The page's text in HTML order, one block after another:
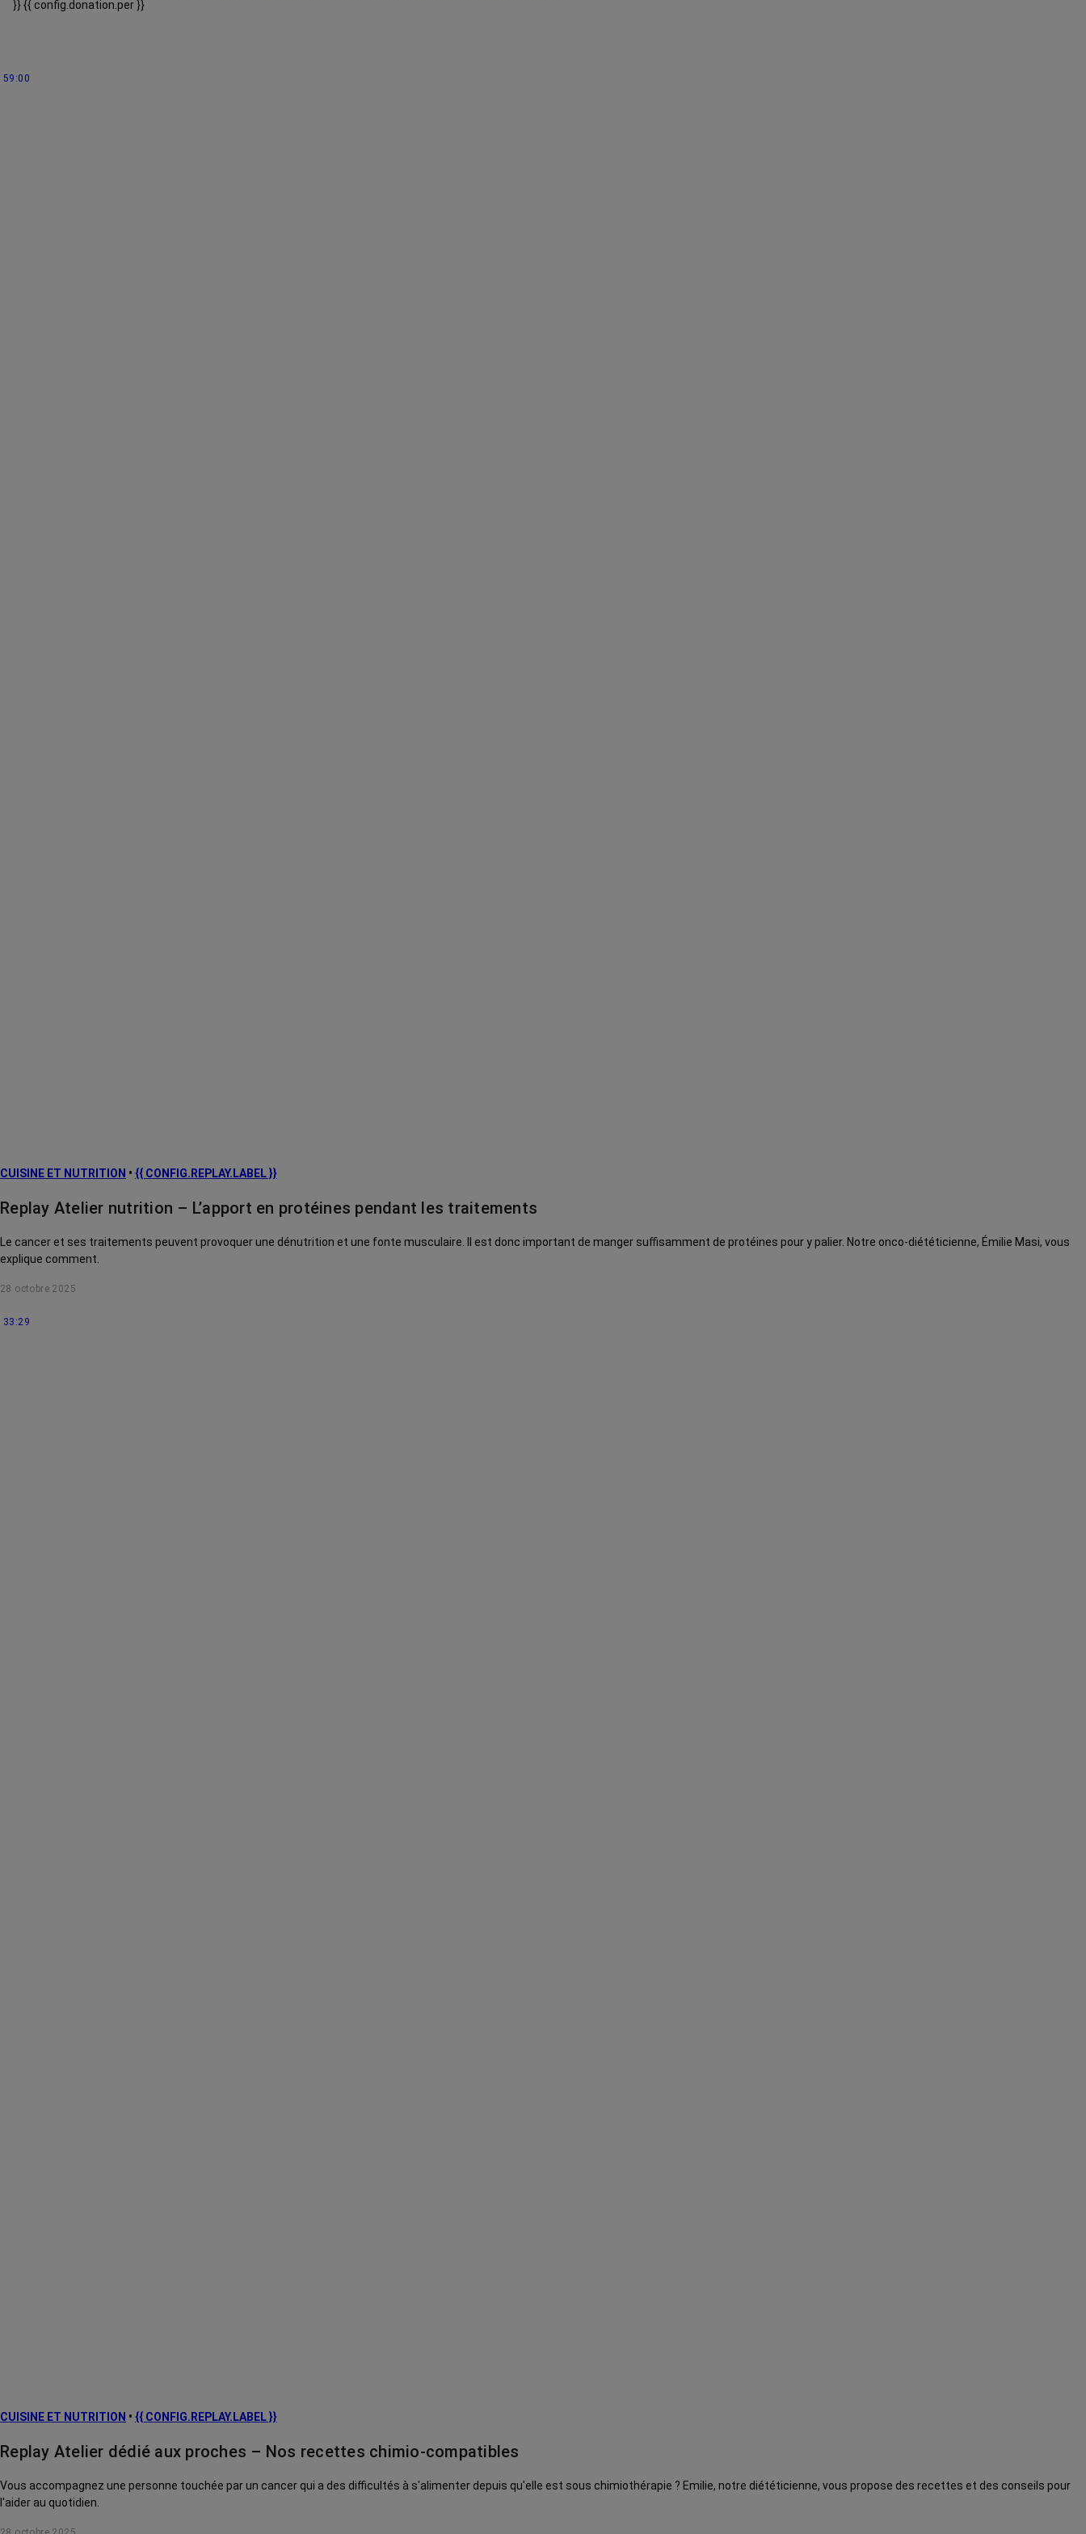
}}{{ config.donation.per }}
59:00
CUISINE ET NUTRITION • {{ CONFIG.REPLAY.LABEL }}
Replay Atelier nutrition – L’apport en protéines pendant les traitements
Le cancer et ses traitements peuvent provoquer une dénutrition et une fonte musculaire. Il est donc important de manger suffisamment de protéines pour y palier. Notre onco-diététicienne, Émilie Masi, vous
explique comment.
28 octobre 2025
33:29
CUISINE ET NUTRITION • {{ CONFIG.REPLAY.LABEL }}
Replay Atelier dédié aux proches – Nos recettes chimio-compatibles
Vous accompagnez une personne touchée par un cancer qui a des difficultés à s'alimenter depuis qu'elle est sous chimiothérapie ? Emilie, notre diététicienne, vous propose des recettes et des conseils pour
l'aider au quotidien.